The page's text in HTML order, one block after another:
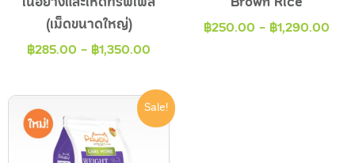
(เม็ดขนาดใหญ่)
฿285.00 - ฿1,350.00
฿250.00 - ฿1,290.00
Sale!